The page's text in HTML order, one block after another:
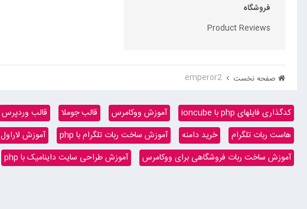
فروشگاه
Product Reviews
صفحه نخست emperor2
کدگذاری فایلهای php با ioncube آموزش ووکامرس قالب جوملا قالب وردپرس
هاست ربات تلگرام
خرید دامنه آموزش ساخت ربات تلگرام با php آموزش لاراول
آموزش ساخت ربات فروشگاهی برای ووکامرس
آموزش طراحی سایت داینامیک با php